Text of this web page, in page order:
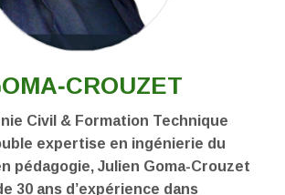
Civil & Formation Technique
expertise en ingénierie du
pédagogie, Julien Goma-Crouzet
30 ans d’expérience dans